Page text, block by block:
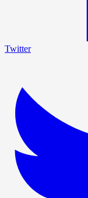
Twitter